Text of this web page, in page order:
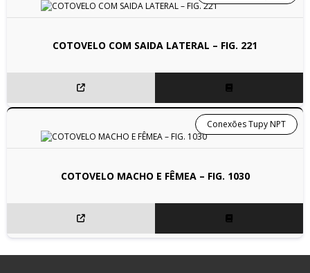
COTOVELO COM SAIDA LATERAL – FIG. 221
COTOVELO MACHO E FÊMEA – FIG. 1030
Conexões Tupy NPT